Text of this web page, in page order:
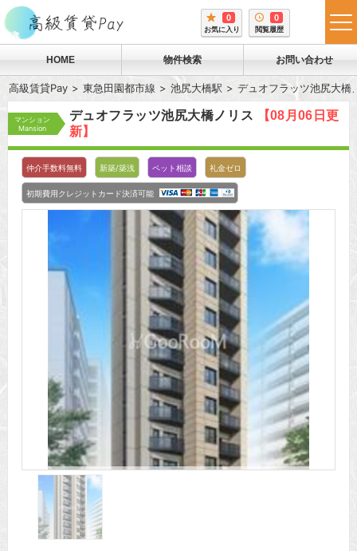
0
お気に入り
0
閲覧履歴
HOME 物件検索 お問い合わせ
高級賃貸Pay 東急田園都市線 池尻大橋駅 デュオフラッツ池尻大橋
マンション
Mansion
デュオフラッツ池尻大橋ノリス
【08月06日更
新】
仲介手数料無料 新築/築浅 ペット相談 礼金ゼロ
初期費用クレジットカード決済可能